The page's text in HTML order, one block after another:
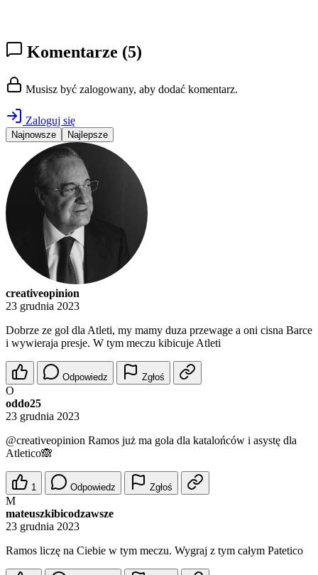
Komentarze (5)
Musisz być zalogowany, aby dodać komentarz.
Zaloguj się
Najnowsze Najlepsze
creativeopinion
23 grudnia 2023
Dobrze ze gol dla Atleti, my mamy duza przewage a oni cisna Barce
i wywieraja presje. W tym meczu kibicuje Atleti
Odpowiedz Zgłoś
O
oddo25
23 grudnia 2023
@creativeopinion Ramos już ma gola dla katalońców i asystę dla
Atletico🙈
1 Odpowiedz Zgłoś
M
mateuszkibicodzawsze
23 grudnia 2023
Ramos liczę na Ciebie w tym meczu. Wygraj z tym całym Patetico